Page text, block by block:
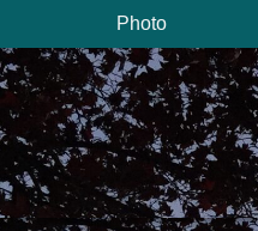
Photo